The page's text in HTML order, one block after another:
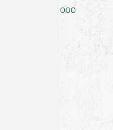
173/6691000